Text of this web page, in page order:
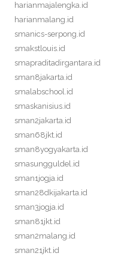
harianmajalengka.id
harianmalang.id
smanics-serpong.id
smakstlouis.id
smapraditadirgantara.id
sman8jakarta.id
smalabschool.id
smaskanisius.id
sman2jakarta.id
sman68jkt.id
sman8yogyakarta.id
smasungguldel.id
sman1jogja.id
sman28dkijakarta.id
sman3jogja.id
sman81jkt.id
sman2malang.id
sman21jkt.id